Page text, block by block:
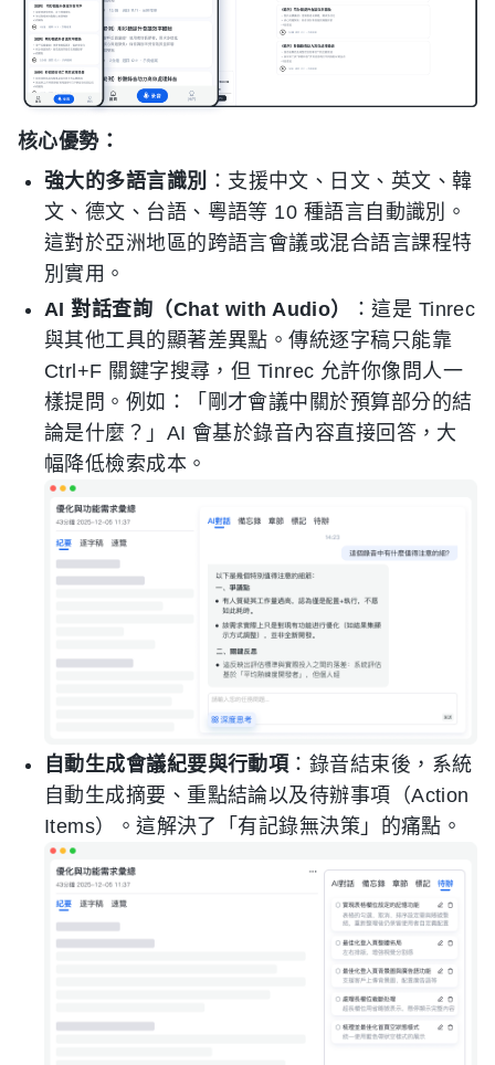
核心優勢：
強大的多語言識別
：支援中文、日文、英文、韓
文、德文、台語、粵語等 10 種語言自動識別。
這對於亞洲地區的跨語言會議或混合語言課程特
別實用。
AI 對話查詢（Chat with Audio）
：這是 Tinrec
與其他工具的顯著差異點。傳統逐字稿只能靠
Ctrl+F 關鍵字搜尋，但 Tinrec 允許你像問人一
樣提問。例如：「剛才會議中關於預算部分的結
論是什麼？」AI 會基於錄音內容直接回答，大
幅降低檢索成本。
自動生成會議紀要與行動項 ：錄音結束後，系統
自動生成摘要、重點結論以及待辦事項（Action
Items）。這解決了「有記錄無決策」的痛點。